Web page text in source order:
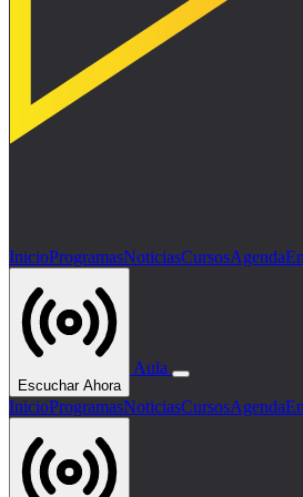
InicioProgramasNoticiasCursosAgenda
Escuchar Ahora
Aula
InicioProgramasNoticiasCursosAgenda